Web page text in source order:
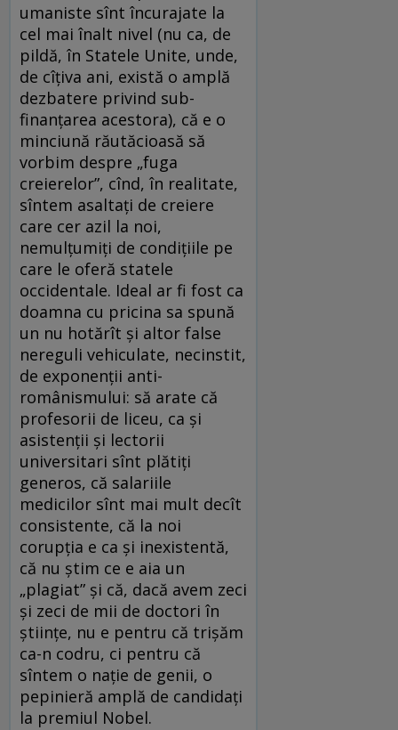
umaniste sînt încurajate la
cel mai înalt nivel (nu ca, de
pildă, în Statele Unite, unde,
de cîţiva ani, există o amplă
dezbatere privind sub-
finanţarea acestora), că e o
minciună răutăcioasă să
vorbim despre „fuga
creierelor”, cînd, în realitate,
sîntem asaltaţi de creiere
care cer azil la noi,
nemulţumiţi de condiţiile pe
care le oferă statele
occidentale. Ideal ar fi fost ca
doamna cu pricina sa spună
un nu hotărît şi altor false
nereguli vehiculate, necinstit,
de exponenţii anti-
românismului: să arate că
profesorii de liceu, ca şi
asistenţii şi lectorii
universitari sînt plătiţi
generos, că salariile
medicilor sînt mai mult decît
consistente, că la noi
corupţia e ca şi inexistentă,
că nu ştim ce e aia un
„plagiat” şi că, dacă avem zeci
şi zeci de mii de doctori în
ştiinţe, nu e pentru că trişăm
ca-n codru, ci pentru că
sîntem o naţie de genii, o
pepinieră amplă de candidaţi
la premiul Nobel.